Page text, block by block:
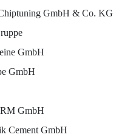
GmbH & Co. KG
GmbH
GmbH
GmbH
Cement GmbH